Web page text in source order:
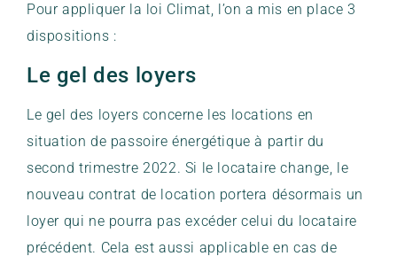
Pour appliquer la loi Climat, l’on a mis en place 3
dispositions :
Le gel des loyers
Le gel des loyers concerne les locations en
situation de passoire énergétique à partir du
second trimestre 2022. Si le locataire change, le
nouveau contrat de location portera désormais un
loyer qui ne pourra pas excéder celui du locataire
précédent. Cela est aussi applicable en cas de